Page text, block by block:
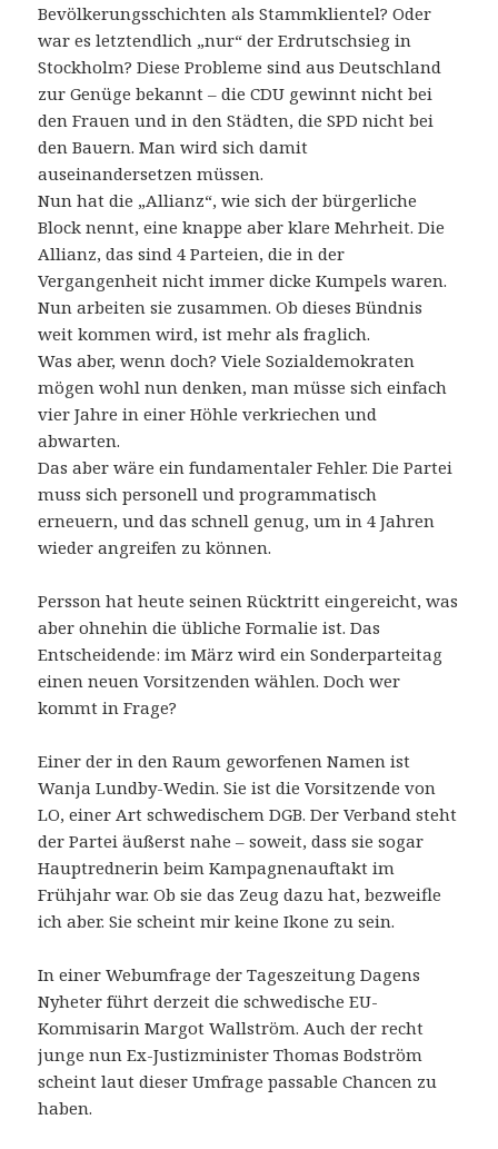
Bevölkerungsschichten als Stammklientel? Oder
war es letztendlich „nur“ der Erdrutschsieg in
Stockholm? Diese Probleme sind aus Deutschland
zur Genüge bekannt – die CDU gewinnt nicht bei
den Frauen und in den Städten, die SPD nicht bei
den Bauern. Man wird sich damit
auseinandersetzen müssen.
Nun hat die „Allianz“, wie sich der bürgerliche
Block nennt, eine knappe aber klare Mehrheit. Die
Allianz, das sind 4 Parteien, die in der
Vergangenheit nicht immer dicke Kumpels waren.
Nun arbeiten sie zusammen. Ob dieses Bündnis
weit kommen wird, ist mehr als fraglich.
Was aber, wenn doch? Viele Sozialdemokraten
mögen wohl nun denken, man müsse sich einfach
vier Jahre in einer Höhle verkriechen und
abwarten.
Das aber wäre ein fundamentaler Fehler. Die Partei
muss sich personell und programmatisch
erneuern, und das schnell genug, um in 4 Jahren
wieder angreifen zu können.
Persson hat heute seinen Rücktritt eingereicht, was
aber ohnehin die übliche Formalie ist. Das
Entscheidende: im März wird ein Sonderparteitag
einen neuen Vorsitzenden wählen. Doch wer
kommt in Frage?
Einer der in den Raum geworfenen Namen ist
Wanja Lundby-Wedin. Sie ist die Vorsitzende von
LO, einer Art schwedischem DGB. Der Verband steht
der Partei äußerst nahe – soweit, dass sie sogar
Hauptrednerin beim Kampagnenauftakt im
Frühjahr war. Ob sie das Zeug dazu hat, bezweifle
ich aber. Sie scheint mir keine Ikone zu sein.
In einer Webumfrage der Tageszeitung Dagens
Nyheter führt derzeit die schwedische EU-
Kommisarin Margot Wallström. Auch der recht
junge nun Ex-Justizminister Thomas Bodström
scheint laut dieser Umfrage passable Chancen zu
haben.